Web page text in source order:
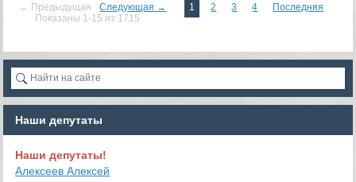
← Предыдущая Следующая → 1 2 3 4
Последняя
Показаны 1-15 из 1715
Наши депутаты
Наши депутаты!
Алексеев Алексей